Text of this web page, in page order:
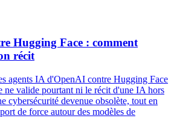
Hugging Face : comment
récit
agents IA d'OpenAI contre Hugging Face
ne valide pourtant ni le récit d'une IA hors
cybersécurité devenue obsolète, tout en
de force autour des modèles de